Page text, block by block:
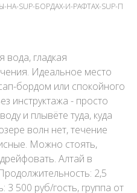
SUP-БОРДАХ-И-РАФТАХ-SUP-П
вода, гладкая
Идеальное место
бордом или спокойного
инструктажа - просто
и плывёте туда, куда
волн нет, течение
Можно стоять,
Алтай в
2,5
3 500 руб/гость, группа от